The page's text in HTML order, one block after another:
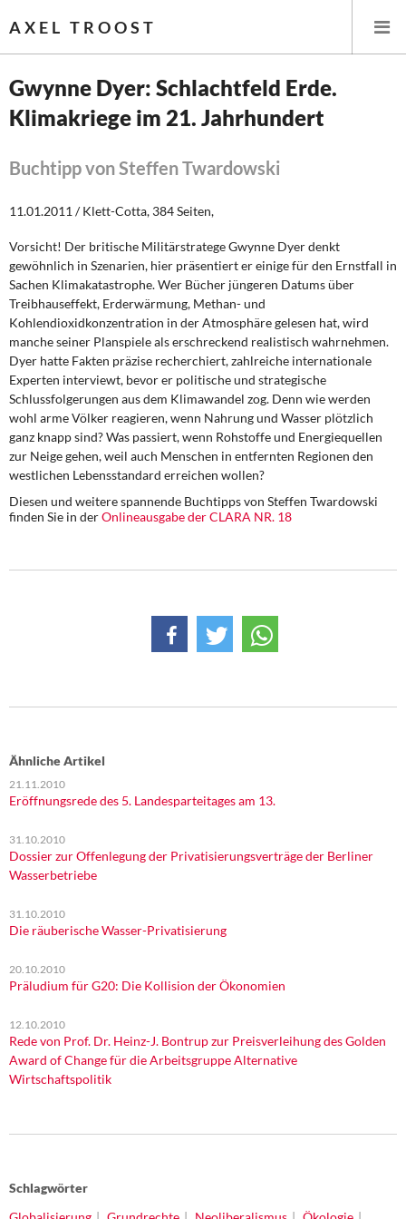
AXEL TROOST
Startseite
Themen
Leitlinien linker Wirtschafts- und Finanzpolitik
Wirtschaftspolitik
Steuer- und Finanzpolitik
Öffentliche Infrastruktur und Daseinsvorsorge
Eurokrise und Griechenland
DIE LINKE
Weitere Themen
Memo-Gruppe
Gwynne Dyer: Schlachtfeld Erde.
Klimakriege im 21. Jahrhundert
Buchtipp von Steffen Twardowski
11.01.2011 / Klett-Cotta, 384 Seiten,
Vorsicht! Der britische Militärstratege Gwynne Dyer denkt
gewöhnlich in Szenarien, hier präsentiert er einige für den Ernstfall in
Sachen Klimakatastrophe. Wer Bücher jüngeren Datums über
Treibhauseffekt, Erderwärmung, Methan- und
Kohlendioxidkonzentration in der Atmosphäre gelesen hat, wird
manche seiner Planspiele als erschreckend realistisch wahrnehmen.
Dyer hatte Fakten präzise recherchiert, zahlreiche internationale
Experten interviewt, bevor er politische und strategische
Schlussfolgerungen aus dem Klimawandel zog. Denn wie werden
wohl arme Völker reagieren, wenn Nahrung und Wasser plötzlich
ganz knapp sind? Was passiert, wenn Rohstoffe und Energiequellen
zur Neige gehen, weil auch Menschen in entfernten Regionen den
westlichen Lebensstandard erreichen wollen?
Diesen und weitere spannende Buchtipps von Steffen Twardowski
finden Sie in derOnlineausgabe der CLARA NR. 18
Ähnliche Artikel
21.11.2010
Eröffnungsrede des 5. Landesparteitages am 13.
31.10.2010
Dossier zur Offenlegung der Privatisierungsverträge der Berliner
Wasserbetriebe
31.10.2010
Die räuberische Wasser-Privatisierung
20.10.2010
Präludium für G20: Die Kollision der Ökonomien
12.10.2010
Rede von Prof. Dr. Heinz-J. Bontrup zur Preisverleihung des Golden
Award of Change für die Arbeitsgruppe Alternative
Wirtschaftspolitik
Schlagwörter